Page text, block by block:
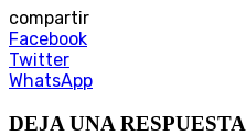
compartir
Facebook
Twitter
WhatsApp
DEJA UNA RESPUESTA